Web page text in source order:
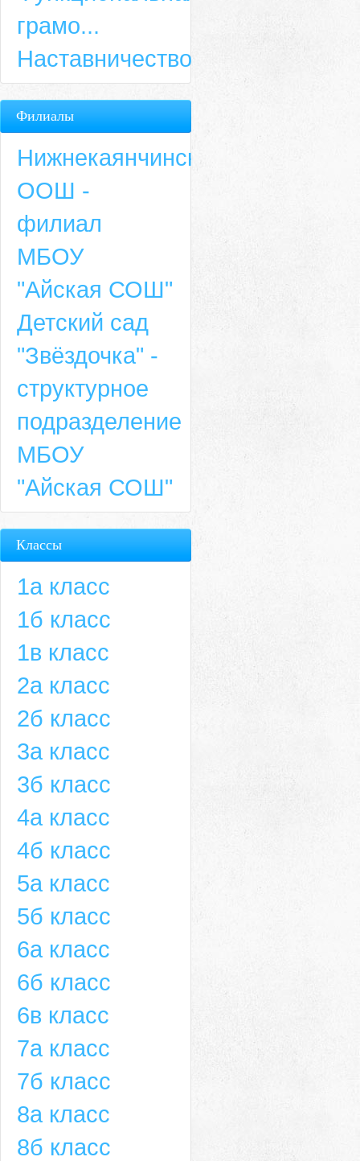
грамо...
Наставничество
Филиалы
Нижнекаянчинская
ООШ -
филиал
МБОУ
"Айская СОШ"
Детский сад
"Звёздочка" -
структурное
подразделение
МБОУ
"Айская СОШ"
Классы
1а класс
1б класс
1в класс
2а класс
2б класс
3а класс
3б класс
4а класс
4б класс
5а класс
5б класс
6а класс
6б класс
6в класс
7а класс
7б класс
8а класс
8б класс